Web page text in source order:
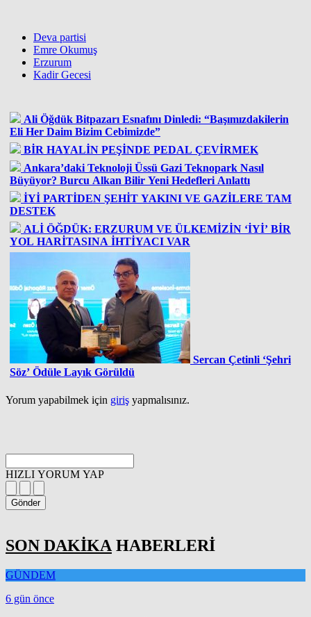
Deva partisi
Emre Okumuş
Erzurum
Kadir Gecesi
Ali Öğdük Bitpazarı Esnafını Dinledi: “Başımızdakilerin
Eli Her Daim Bizim Cebimizde”
BİR HAYALİN PEŞİNDE PEDAL ÇEVİRMEK
Ankara’daki Teknoloji Üssü Gazi Teknopark Nasıl
Büyüyor? Burcu Alkan Bilir Yeni Hedefleri Anlattı
İYİ PARTİDEN ŞEHİT YAKINI VE GAZİLERE TAM
DESTEK
ALİ ÖĞDÜK: ERZURUM VE ÜLKEMİZİN ‘İYİ’ BİR
YOL HARİTASINA İHTİYACI VAR
Sercan Çetinli ‘Şehri
Söz’ Ödüle Layık Görüldü
Yorum yapabilmek için giriş yapmalısınız.
HIZLI YORUM YAP
Gönder
SON DAKİKA HABERLERİ
GÜNDEM
6 gün önce